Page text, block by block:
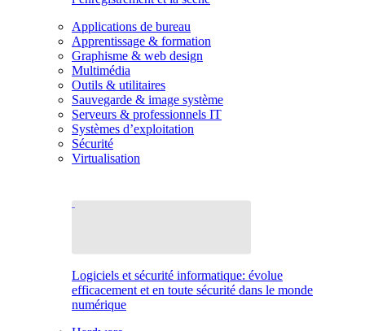
Applications de bureau
Apprentissage & formation
Graphisme & web design
Multimédia
Outils & utilitaires
Sauvegarde & image système
Serveurs & professionnels IT
Systèmes d’exploitation
Sécurité
Virtualisation
Logiciels et sécurité informatique: évolue
efficacement et en toute sécurité dans le monde
numérique